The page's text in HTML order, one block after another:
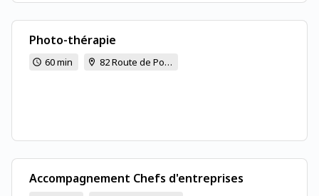
Photo-thérapie
60 min 82 Route de Poitiers - 86170 CISSE
Accompagnement Chefs d'entreprises